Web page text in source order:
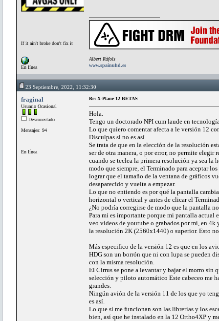
If it ain't broke don't fix it
En línea
Albert Ràfols
www.spainuhd.es
23 Septiembre, 2022, 11:32:30
fraginal
Usuario Ocasional
Desconectado
Mensajes: 94
En línea
Re: X-Plane 12 BETAS
Hola.
Tengo un doctorado NPI cum laude en
Lo que quiero comentar afecta a le versión 12
Disculpas si no es así.
Se trata de que en la elección de la resolución
ser de otra manera, o por error, no permite
cuando se teclea la primera resolución ya sea
modo que siempre, el Terminado para aceptar
lograr que el tamaño de la ventana de gráficos
desaparecido y vuelta a empezar.
Lo que no entiendo es por qué la pantalla
horizontal o vertical y antes de clicar el
¿No podría corregirse de modo que la pantalla
Para mi es importante porque mi pantalla actual
veo videos de youtube o grabados por mi, en 4k
la resolución 2K (2560x1440) o superior. Esto
Más especifico de la versión 12 es que en los
HDG son un borrón que ni con lupa se pueden
con la misma resolución.
El Cirrus se pone a levantar y bajar el morro sin
selección y piloto automático Este cabeceo me
grandes.
Ningún avión de la versión 11 de los que yo
es así.
Lo que si me funcionan son las librerías y los
bien, así que he instalado en la 12 Ortho4XP y